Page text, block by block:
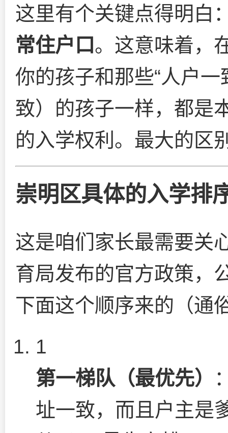
这里有个关键点得明白
常住户口 。这意味着，
你的孩子和那些“人户
致）的孩子一样，都是
的入学权利。最大的区
崇明区具体的入学排
这是咱们家长最需要关
育局发布的官方政策，
下面这个顺序来的（通
1
第一梯队（最优先）
址一致，而且户主是